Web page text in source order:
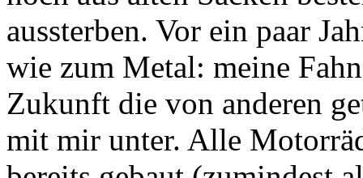
aussterben. Vor ein paar
wie zum Metal: meine
Zukunft die von anderen
mit mir unter. Alle